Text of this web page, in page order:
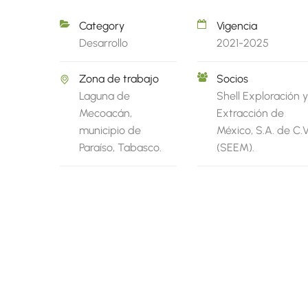
Category
Desarrollo
Vigencia
2021-2025
Zona de trabajo
Laguna de
Mecoacán,
municipio de
Paraíso, Tabasco.
Socios
Shell Exploración y
Extracción de
México, S.A. de
(SEEM).